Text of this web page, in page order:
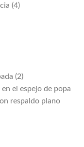
(4)
(2)
el espejo de popa
respaldo plano